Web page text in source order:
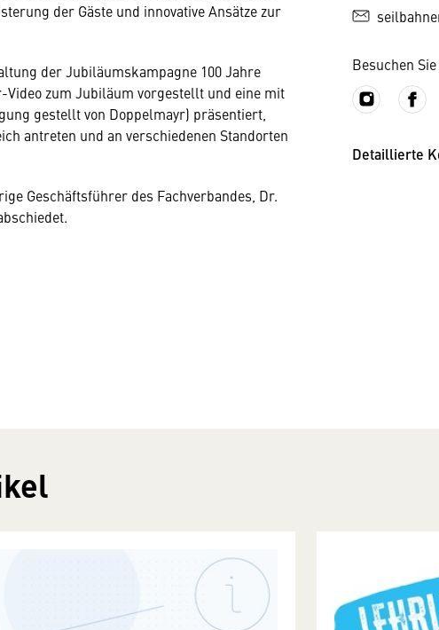
der Gäste und innovative Ansätze zur
der Jubiläumskampagne 100 Jahre
zum Jubiläum vorgestellt und eine mit
gestellt von Doppelmayr) präsentiert,
antreten und an verschiedenen Standorten
Geschäftsführer des Fachverbandes, Dr.
Besuchen
Detaillierte